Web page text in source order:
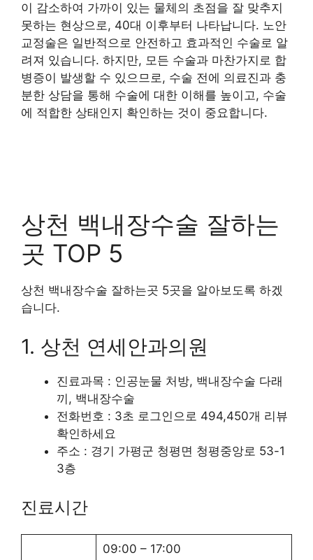
이 감소하여 가까이 있는 물체의 초점을 잘 맞추지
못하는 현상으로, 40대 이후부터 나타납니다. 노안
교정술은 일반적으로 안전하고 효과적인 수술로 알
려져 있습니다. 하지만, 모든 수술과 마찬가지로 합
병증이 발생할 수 있으므로, 수술 전에 의료진과 충
분한 상담을 통해 수술에 대한 이해를 높이고, 수술
에 적합한 상태인지 확인하는 것이 중요합니다.
상천 백내장수술 잘하는
곳 TOP 5
상천 백내장수술 잘하는곳 5곳을 알아보도록 하겠
습니다.
1. 상천 연세안과의원
진료과목 : 인공눈물 처방, 백내장수술 다래
끼, 백내장수술
전화번호 : 3초 로그인으로 494,450개 리뷰
확인하세요
주소 : 경기 가평군 청평면 청평중앙로 53-1
3층
진료시간
09:00 – 17:00